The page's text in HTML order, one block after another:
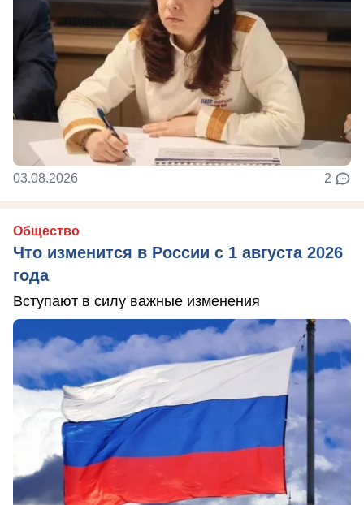
03.08.2026 2
Общество
Что изменится в России с 1 августа 2026
года
Вступают в силу важные изменения